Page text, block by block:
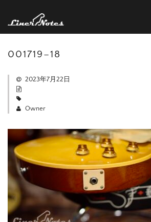
001719–18
2023年7月22日
Owner